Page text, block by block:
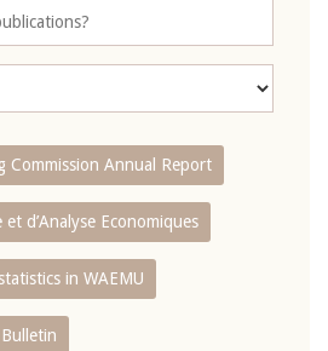
Commission Annual Report
et d’Analyse Economiques
in WAEMU